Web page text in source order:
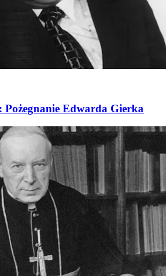
Edwarda Gierka